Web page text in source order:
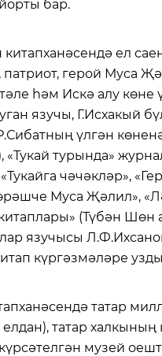
бар.
ел
герой Муса
һәм Искә алу көне
язучы, Г.Исхакый
үлгән
«Тукай турында»
чәчәкләр»,
Муса Җәлил»,
(Түбән Шөн
язучысы
күргәзмәләре
татар
елдан), татар
музей